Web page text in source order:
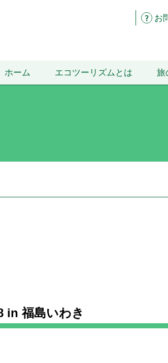
お
ホーム エコツーリズムとは 旅
in 福島いわき